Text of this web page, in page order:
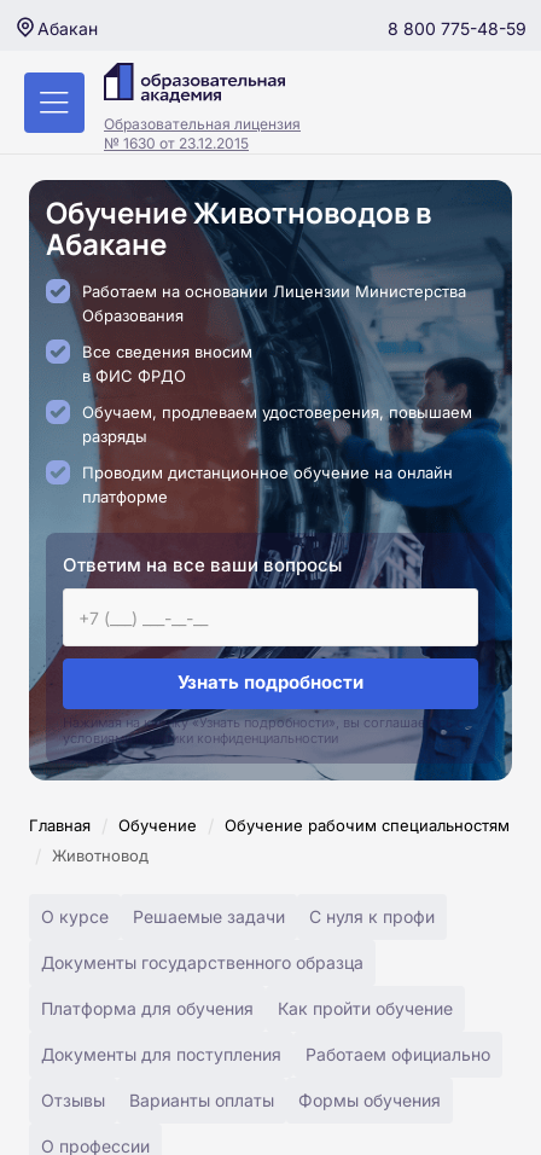
Абакан 8 800 775-48-59
Образовательная лицензия
№ 1630 от 23.12.2015
Обучение Животноводов в
Абакане
Работаем на основании Лицензии Министерства
Образования
Все сведения вносим
в ФИС ФРДО
Обучаем, продлеваем удостоверения, повышаем
разряды
Проводим дистанционное обучение на онлайн
платформе
Ответим на все ваши вопросы
Узнать подробности
Нажимая на кнопку «Узнать подробности», вы соглашаетесь с
условиями политики конфиденциальностии
Главная / Обучение / Обучение рабочим специальностям
/ Животновод
О курсе Решаемые задачи С нуля к профи
Документы государственного образца
Платформа для обучения Как пройти обучение
Документы для поступления Работаем официально
Отзывы Варианты оплаты Формы обучения
О профессии